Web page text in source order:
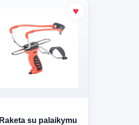
Raketa su palaikymu